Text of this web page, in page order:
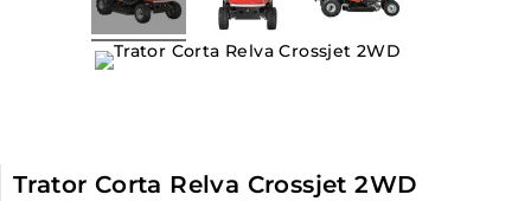
Trator Corta Relva Crossjet 2WD